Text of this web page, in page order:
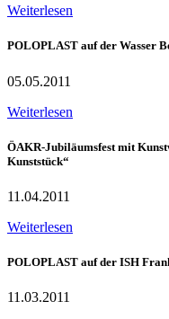
Weiterlesen
POLOPLAST auf der Wasser
05.05.2011
Weiterlesen
ÖAKR-Jubiläumsfest mit
Kunststück“
11.04.2011
Weiterlesen
POLOPLAST auf der ISH
11.03.2011